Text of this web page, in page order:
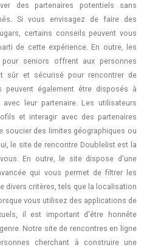
des partenaires potentiels sans
Si vous envisagez de faire des
certains conseils peuvent vous
de cette expérience. En outre, les
seniors offrent aux personnes
sûr et sécurisé pour rencontrer de
peuvent également être disposés à
avec leur partenaire. Les utilisateurs
et interagir avec des partenaires
soucier des limites géographiques ou
le site de rencontre Doublelist est la
En outre, le site dispose d'une
qui vous permet de filtrer les
divers critères, tels que la localisation
vous utilisez des applications de
il est important d'être honnête
Notre site de rencontres en ligne
cherchant à construire une